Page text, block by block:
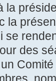
la
la
se
des